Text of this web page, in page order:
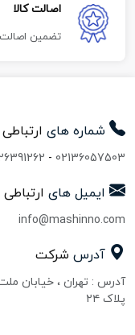
اصالت کالا
تضمین اصالت
شماره های ارتباطی
02136057503
-
ایمیل های ارتباطی
info@mashinno.com
آدرس شرکت
آدرس : تهران ، خیابان
پلاک ۲۴